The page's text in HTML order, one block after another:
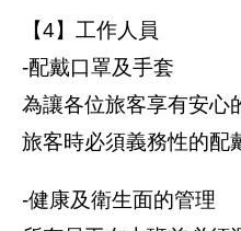
【4】工作人員
-配戴口罩及手套
為讓各位旅客享有安心
旅客時必須義務性的配
-健康及衛生面的管理